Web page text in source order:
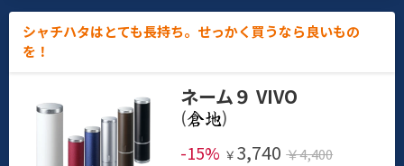
シャチハタはとても長持ち。せっかく買うなら良いもの
を！
ネーム９ VIVO
(
)
-15% ￥ 3,740 ￥4,400